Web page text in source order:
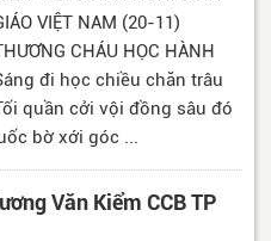
VIỆT NAM (20-11)
CHÁU HỌC HÀNH
đi học chiều chăn trâu
quần cởi vội đồng sâu đó
bờ xới góc ...
Văn Kiểm CCB TP